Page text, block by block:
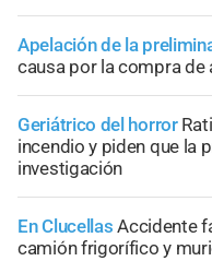
Apelación de la
causa por la compra de
Geriátrico del horror
incendio y piden que la
investigación
En Clucellas Accidente
camión frigorífico y